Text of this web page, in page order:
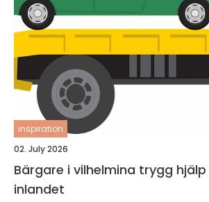
inspiration
02. July 2026
Bärgare i vilhelmina trygg hjälp på vägarna i
inlandet